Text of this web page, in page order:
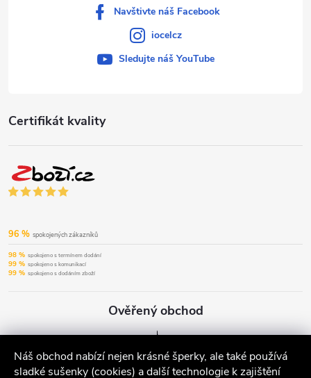
Náš obchod nabízí nejen krásné šperky, ale také používá
sladké sušenky (cookies) a další technologie k zajištění
Certifikát kvality
96 % spokojených zákazníků
98 % spokojeno s termínem dodání
99 % spokojeno s komunikací
99 % spokojeno s dodáním zboží
Ověřený obchod
Navštivte náš Facebook
iocelcz
Sledujte náš YouTube